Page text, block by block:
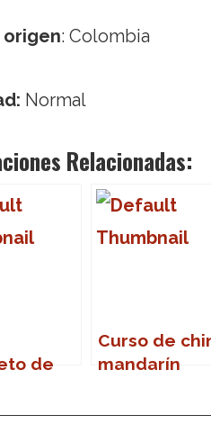
origen: Colombia
Normal
Relacionadas:
de
Curso de
mandarín